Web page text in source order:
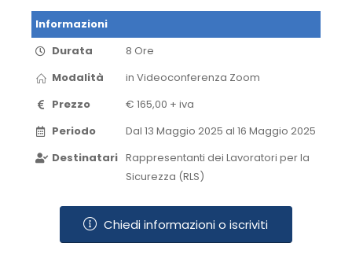
Informazioni
Durata
8 Ore
Modalità
in Videoconferenza​ Zoom​
Prezzo
€ 165,00 + iva
Periodo
Dal 13 Maggio 2025 al 16 Maggio 2025​
Destinatari Rappresentanti dei Lavoratori per la
Sicurezza (RLS)
Chiedi informazioni o iscriviti